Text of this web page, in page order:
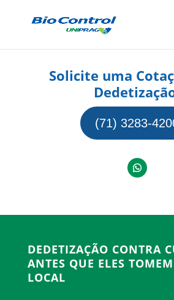
Solicite uma
(71) 3283-
DEDETIZAÇÃO CONTRA
ANTES QUE ELES
LOCAL